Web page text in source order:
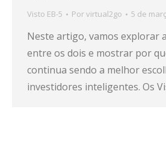
Visto EB-5 Porvirtual2go 5 de
Neste artigo, vamos explorar
entre os dois e mostrar por
continua sendo a melhor
investidores inteligentes. Os